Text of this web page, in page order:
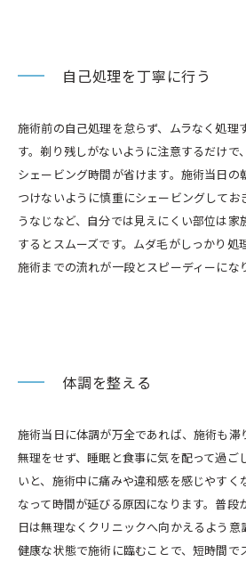
自己処理を丁寧に行う
施術前の自己処理を怠らず、ムラなく処理
す。剃り残しがないように注意するだけで
シェービング時間が省けます。施術当日の
つけないように慎重にシェービングしてお
うなじなど、自分では見えにくい部位は家
するとスムーズです。ムダ毛がしっかり処
施術までの流れが一段とスピーディーにな
体調を整える
施術当日に体調が万全であれば、施術も滞
無理をせず、睡眠と食事に気を配って過ご
いと、施術中に痛みや違和感を感じやすく
なって時間が延びる原因になります。普段
日は無理なくクリニックへ向かえるよう意
健康な状態で施術に臨むことで、短時間で